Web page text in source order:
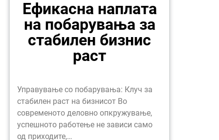
Ефикасна наплата
на побарувања за
стабилен бизнис
раст
Управување со побарувања: Клуч за
стабилен раст на бизнисот Во
современото деловно опкружување,
успешното работење не зависи само
од приходите,…